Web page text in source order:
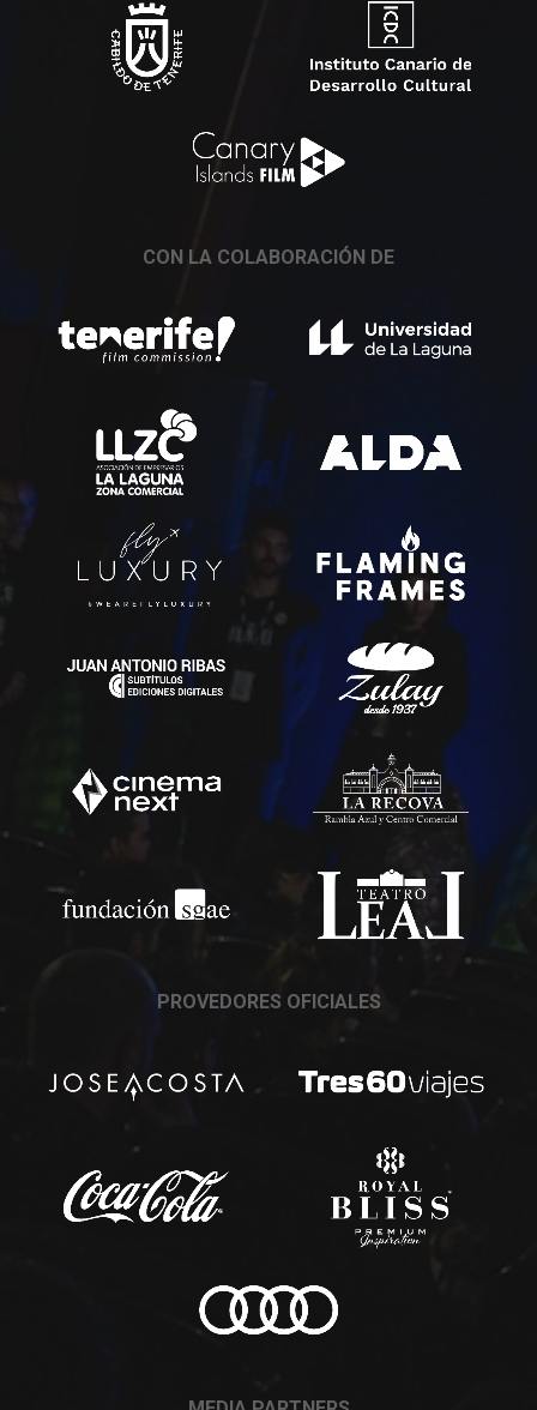
CON LA COLABORACIÓN DE
PROVEDORES OFICIALES